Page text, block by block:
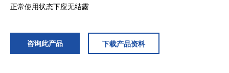
正常使用状态下应无结露
咨询此产品 下载产品资料